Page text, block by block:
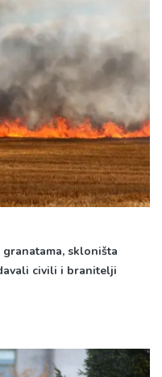
granatama, skloništa
civili i branitelji